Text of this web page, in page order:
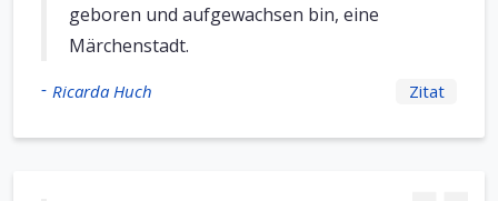
geboren und aufgewachsen bin, eine
Märchenstadt.
- Ricarda Huch Zitat